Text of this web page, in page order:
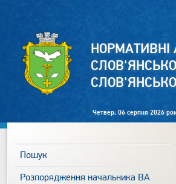
НОРМАТИВНІ
Четвер, 06 серпня 2026
Пошук
Розпорядження начальника ВА